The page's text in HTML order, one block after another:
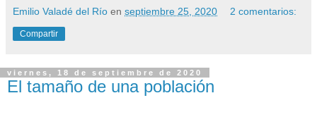
Emilio Valadé del Río en septiembre 25, 2020 2 comentarios:
Compartir
viernes, 18 de septiembre de 2020
El tamaño de una población